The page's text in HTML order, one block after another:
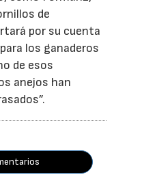
de
por su cuenta
los ganaderos
de esos
anejos han